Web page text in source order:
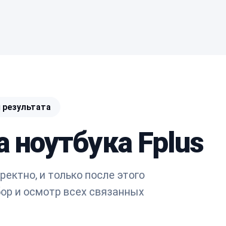
ноутбука Fplus
и только после этого
и осмотр всех связанных